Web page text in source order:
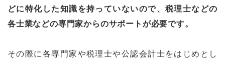
どに特化した知識を持っていないので、税理士などの
各士業などの専門家からのサポートが必要です。
その際に各専門家や税理士や公認会計士をはじめとし